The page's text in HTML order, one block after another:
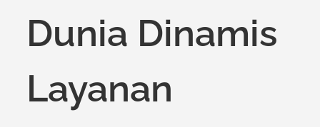
Dunia Dinamis
Layanan